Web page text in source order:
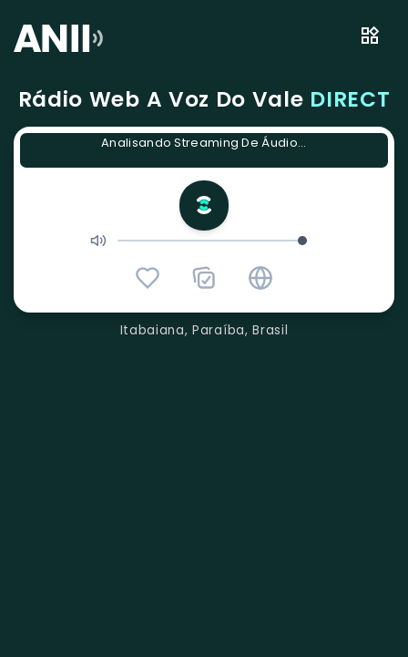
Rádio Web A Voz Do Vale DIRECT
Analisando Streaming De Áudio...
Itabaiana, Paraíba, Brasil